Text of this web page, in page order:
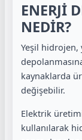
ENERJİ
NEDİR?
Yeşil
kaynaklarda
değişebilir.
Elektrik
kullanılarak